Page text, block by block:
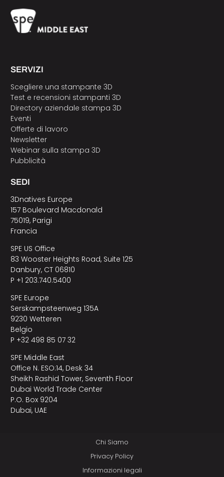
SERVIZI
Scegliere una stampante 3D
Test e recensioni stampanti 3D
Directory aziendale stampa 3D
Eventi
Offerte di lavoro
Newsletter
Webinar sulla stampa 3D
Pubblicità
SEDI
3Dnatives Europe
157 Boulevard Macdonald
75019, Parigi
Francia
SPE US Office
83 Wooster Heights Road, Suite 125
Danbury, CT 06810
P +1 203.740.5400
SPE Europe
Serskampsteenweg 135A
9230 Wetteren
Belgio
P +32 498 85 07 32
SPE Middle East
Office N. ESO:14, Desk 34
Sheikh Rashid Tower, Seventh Floor
Dubai World Trade Center
P.O. Box 9204
Dubai, UAE
Chi Siamo
Privacy Policy
Informazioni legali